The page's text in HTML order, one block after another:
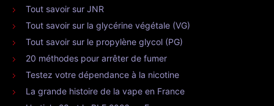
Tout savoir sur JNR
Tout savoir sur la glycérine végétale (VG)
Tout savoir sur le propylène glycol (PG)
20 méthodes pour arrêter de fumer
Testez votre dépendance à la nicotine
La grande histoire de la vape en France